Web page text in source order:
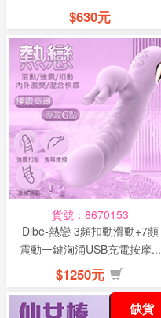
$630元
貨號：8670153
Dibe-熱戀 3頻扣動滑動+7頻
震動一鍵洶涌USB充電按摩...
$1250元
缺貨